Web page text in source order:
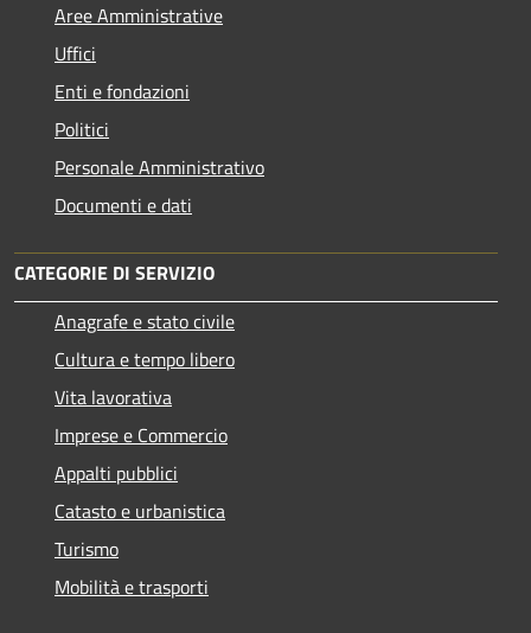
Aree Amministrative
Uffici
Enti e fondazioni
Politici
Personale Amministrativo
Documenti e dati
CATEGORIE DI SERVIZIO
Anagrafe e stato civile
Cultura e tempo libero
Vita lavorativa
Imprese e Commercio
Appalti pubblici
Catasto e urbanistica
Turismo
Mobilità e trasporti